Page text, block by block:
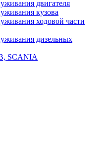
двигателя
кузова
ходовой части
дизельных
SCANIA